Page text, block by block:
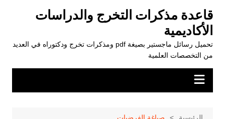
المحتوى
قاعدة مذكرات التخرج والدراسات
الأكاديمية
تحميل رسائل ماجستير بصيغة pdf ومذكرات تخرج ودكتوراه في العديد
من التخصصات العلمية